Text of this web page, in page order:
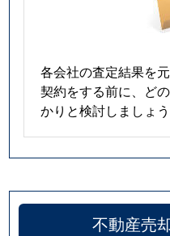
各会社の査定結果を
契約をする前に、ど
かりと検討しましょう
不動産売